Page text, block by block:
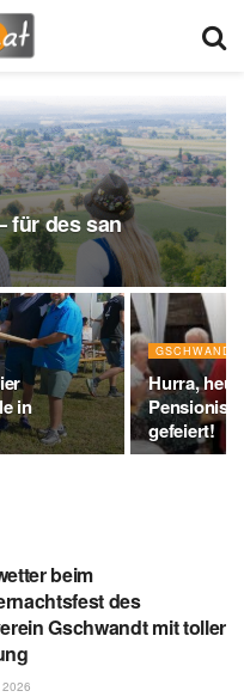
für des san
in
GSCHWANDT
Hurra,
gefeiert!
beim
des
Gschwandt mit toller